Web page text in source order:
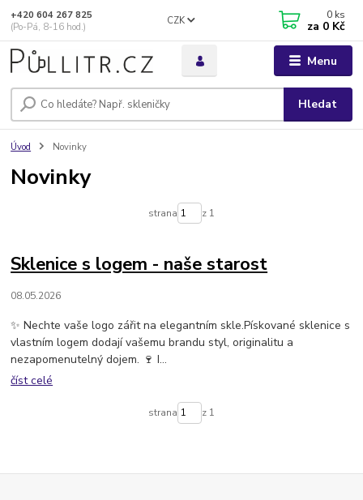
Menu
CZK
Hledat
+420 604 267 825
(Po-Pá, 8-16 hod.)
0 ks
za 0 Kč
Úvod Novinky
Novinky
strana z 1
Sklenice s logem - naše starost
08.05.2026
✨ Nechte vaše logo zářit na elegantním skle.Pískované sklenice s
vlastním logem dodají vašemu brandu styl, originalitu a
nezapomenutelný dojem. 🍷 I...
číst celé
strana z 1